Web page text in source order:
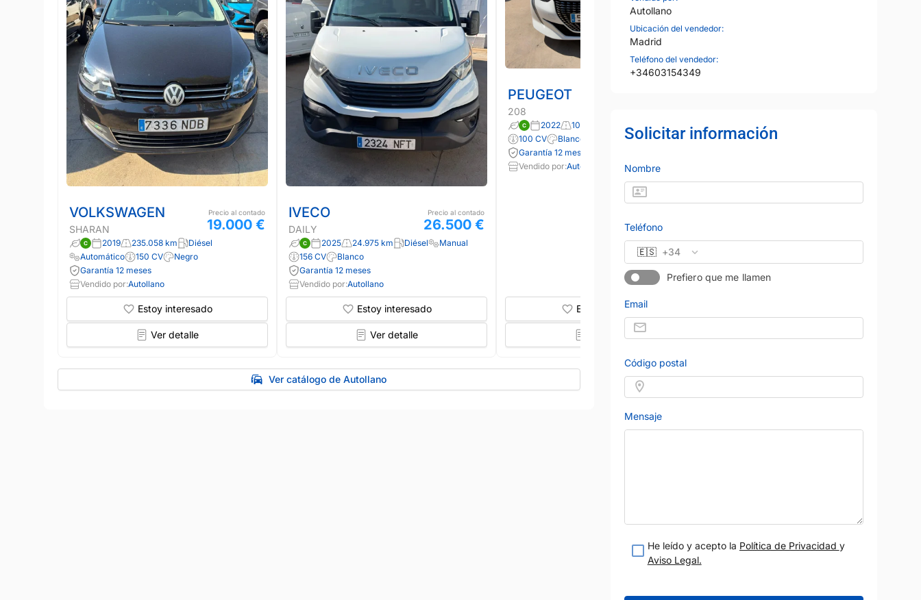
VOLKSWAGEN
SHARAN
Precio al contado
19.000 €
2019 235.058 km
Diésel
Automático
150 CV
Negro
Garantía 12 meses
Vendido por:Autollano
Estoy interesado
Ver detalle
IVECO
DAILY
Precio al contado
26.500 €
2025 24.975 km Diésel
Manual
156 CV
Blanco
Garantía 12 meses
Vendido por:Autollano
Estoy interesado
Ver detalle
PEUGEOT
208
2022 100.000 km Diésel
Manual
100 CV
Blanco
Garantía 12 meses
Vendido por:Autollano
Estoy interesado
Ver detalle
2021
Automático
Ver catálogo de Autollano
Autollano
Ubicación del vendedor:
Madrid
Teléfono del vendedor:
+34603154349
Solicitar información
Nombre
Teléfono
🇪🇸 +34
Prefiero que me llamen
Email
Código postal
Mensaje
He leído y acepto la Política de Privacidad y
Aviso Legal.